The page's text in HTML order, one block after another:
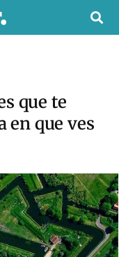
que te
en que ves